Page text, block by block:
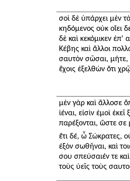
σοὶ δὲ ὑπάρχει μὲν
κηδόμενος οὐκ οἴει
δὲ καὶ κεκόμικεν ἐπ'
Κέβης καὶ ἄλλοι
σαυτὸν σῶσαι, μήτε,
ἔχοις ἐξελθὼν ὅτι
μὲν γὰρ καὶ ἄλλοσε
ἰέναι, εἰσὶν ἐμοὶ
παρέξονται, ὥστε σε
ἔτι δέ, ὦ Σώκρατες,
ἐξὸν σωθῆναι, καὶ
σου σπεύσαιέν τε
τοὺς ὑεῖς τοὺς